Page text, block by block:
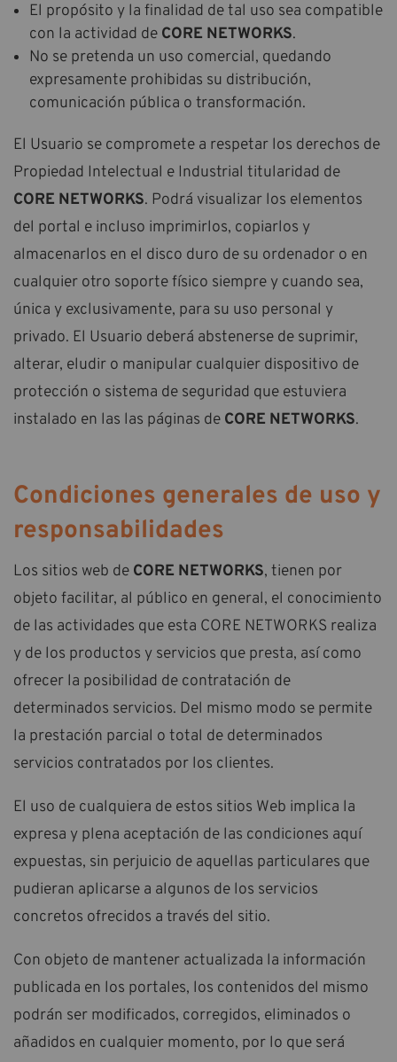
El propósito y la finalidad de tal uso sea compatible
con la actividad de CORE NETWORKS.
No se pretenda un uso comercial, quedando
expresamente prohibidas su distribución,
comunicación pública o transformación.
El Usuario se compromete a respetar los derechos de
Propiedad Intelectual e Industrial titularidad de
CORE NETWORKS. Podrá visualizar los elementos
del portal e incluso imprimirlos, copiarlos y
almacenarlos en el disco duro de su ordenador o en
cualquier otro soporte físico siempre y cuando sea,
única y exclusivamente, para su uso personal y
privado. El Usuario deberá abstenerse de suprimir,
alterar, eludir o manipular cualquier dispositivo de
protección o sistema de seguridad que estuviera
instalado en las las páginas de CORE NETWORKS.
Condiciones generales de uso y
responsabilidades
Los sitios web de CORE NETWORKS, tienen por
objeto facilitar, al público en general, el conocimiento
de las actividades que esta CORE NETWORKS realiza
y de los productos y servicios que presta, así como
ofrecer la posibilidad de contratación de
determinados servicios. Del mismo modo se permite
la prestación parcial o total de determinados
servicios contratados por los clientes.
El uso de cualquiera de estos sitios Web implica la
expresa y plena aceptación de las condiciones aquí
expuestas, sin perjuicio de aquellas particulares que
pudieran aplicarse a algunos de los servicios
concretos ofrecidos a través del sitio.
Con objeto de mantener actualizada la información
publicada en los portales, los contenidos del mismo
podrán ser modificados, corregidos, eliminados o
añadidos en cualquier momento, por lo que será